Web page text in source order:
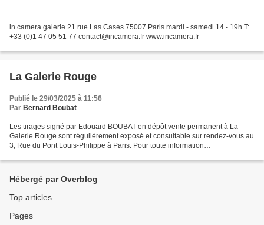
in camera galerie 21 rue Las Cases 75007 Paris mardi - samedi 14 - 19h T:
+33 (0)1 47 05 51 77 contact@incamera.fr www.incamera.fr
La Galerie Rouge
Publié le 29/03/2025 à 11:56
Par Bernard Boubat
Les tirages signé par Edouard BOUBAT en dépôt vente permanent à La
Galerie Rouge sont régulièrement exposé et consultable sur rendez-vous au
3, Rue du Pont Louis-Philippe à Paris. Pour toute information
Hébergé par Overblog
Top articles
Pages